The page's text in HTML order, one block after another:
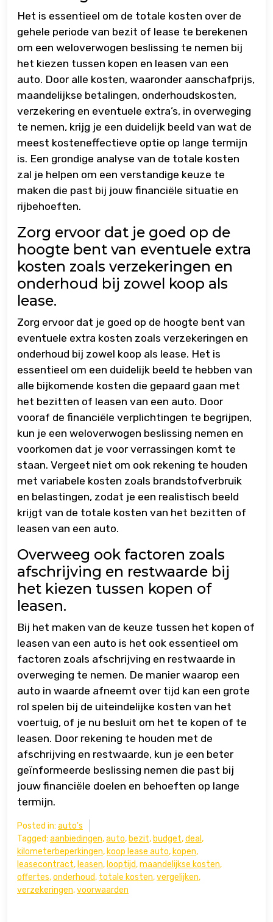
Het is essentieel om de totale kosten over de
gehele periode van bezit of lease te berekenen
om een weloverwogen beslissing te nemen bij
het kiezen tussen kopen en leasen van een
auto. Door alle kosten, waaronder aanschafprijs,
maandelijkse betalingen, onderhoudskosten,
verzekering en eventuele extra’s, in overweging
te nemen, krijg je een duidelijk beeld van wat de
meest kosteneffectieve optie op lange termijn
is. Een grondige analyse van de totale kosten
zal je helpen om een verstandige keuze te
maken die past bij jouw financiële situatie en
rijbehoeften.
Zorg ervoor dat je goed op de
hoogte bent van eventuele extra
kosten zoals verzekeringen en
onderhoud bij zowel koop als
lease.
Zorg ervoor dat je goed op de hoogte bent van
eventuele extra kosten zoals verzekeringen en
onderhoud bij zowel koop als lease. Het is
essentieel om een duidelijk beeld te hebben van
alle bijkomende kosten die gepaard gaan met
het bezitten of leasen van een auto. Door
vooraf de financiële verplichtingen te begrijpen,
kun je een weloverwogen beslissing nemen en
voorkomen dat je voor verrassingen komt te
staan. Vergeet niet om ook rekening te houden
met variabele kosten zoals brandstofverbruik
en belastingen, zodat je een realistisch beeld
krijgt van de totale kosten van het bezitten of
leasen van een auto.
Overweeg ook factoren zoals
afschrijving en restwaarde bij
het kiezen tussen kopen of
leasen.
Bij het maken van de keuze tussen het kopen of
leasen van een auto is het ook essentieel om
factoren zoals afschrijving en restwaarde in
overweging te nemen. De manier waarop een
auto in waarde afneemt over tijd kan een grote
rol spelen bij de uiteindelijke kosten van het
voertuig, of je nu besluit om het te kopen of te
leasen. Door rekening te houden met de
afschrijving en restwaarde, kun je een beter
geïnformeerde beslissing nemen die past bij
jouw financiële doelen en behoeften op lange
termijn.
Posted in: auto's
Tagged: aanbiedingen,auto, bezit, budget,deal ,
kilometerbeperkingen, koop lease auto, kopen,
leasecontract, leasen, looptijd,maandelijkse kosten,
offertes,onderhoud, totale kosten,vergelijken,
verzekeringen,voorwaarden